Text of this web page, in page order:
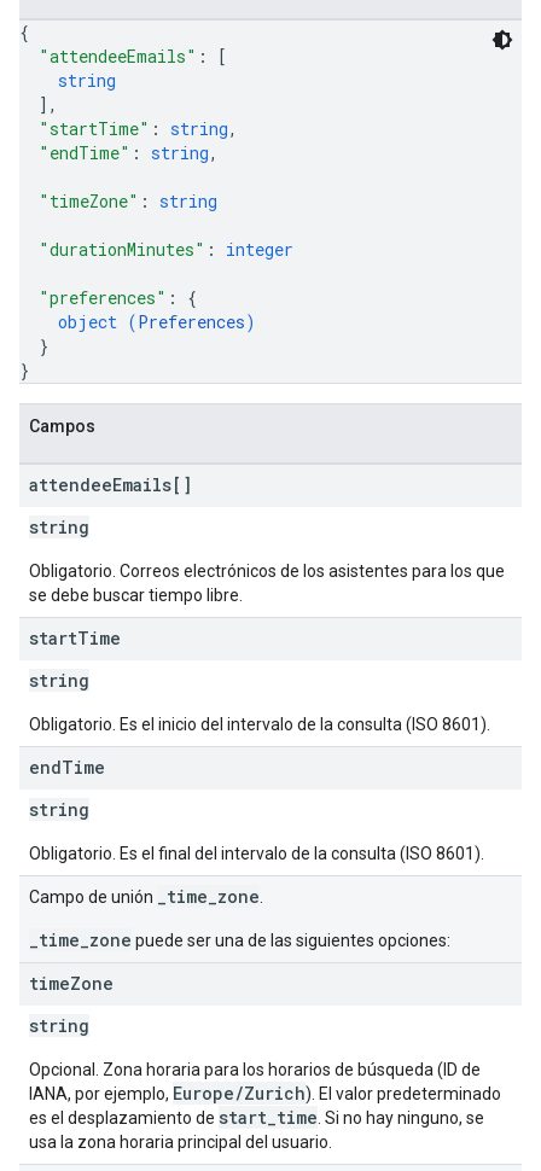
{
"attendeeEmails" :
[
string
] ,
"startTime" : string,
"endTime" : string,
"timeZone" : string
"durationMinutes" : integer
"preferences" : {
object (Preferences)
}
}
Campos
attendeeEmails[]
string
Obligatorio. Correos electrónicos de los asistentes para los que
se debe buscar tiempo libre.
startTime
string
Obligatorio. Es el inicio del intervalo de la consulta (ISO 8601).
endTime
string
Obligatorio. Es el final del intervalo de la consulta (ISO 8601).
Campo de unión _time_zone
_time_zone puede ser una de las siguientes opciones:
timeZone
string
Opcional. Zona horaria para los horarios de búsqueda (ID de
IANA, por ejemplo, Europe/Zurich). El valor predeterminado
es el desplazamiento de start_time . Si no hay ninguno, se
usa la zona horaria principal del usuario.